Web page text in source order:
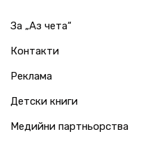
За „Аз чета“
Контакти
Реклама
Детски книги
Медийни партньорства